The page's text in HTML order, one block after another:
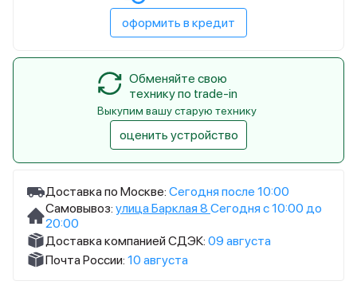
Доставка по Москве: Сегодня после 10:00
Самовывоз: улица Барклая 8 Сегодня с 10:00 до
20:00
Доставка компанией СДЭК: 09 августа
Почта России: 10 августа
оформить в кредит
Обменяйте свою
технику по trade-in
Выкупим вашу старую технику
оценить устройство